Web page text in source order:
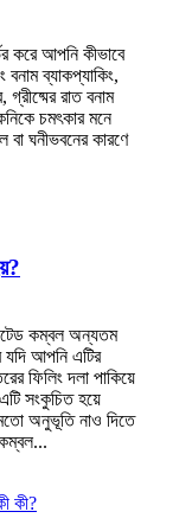
করে আপনি কীভাবে
ব্যাকপ্যাকিং,
রাত বনাম
চমৎকার মনে
বা ঘনীভবনের কারণে
কম্বল অন্যতম
যদি আপনি এটির
ফিলিং দলা পাকিয়ে
সংকুচিত হয়ে
অনুভূতি নাও দিতে